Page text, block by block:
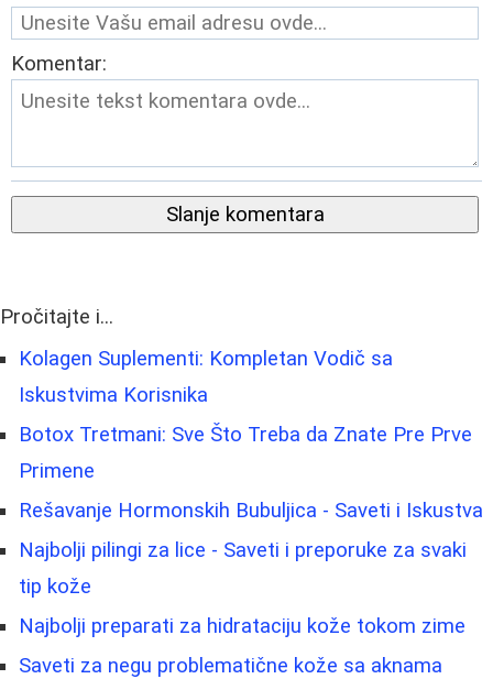
Komentar:
Slanje komentara
Pročitajte i...
Kolagen Suplementi: Kompletan Vodič sa
Iskustvima Korisnika
Botox Tretmani: Sve Što Treba da Znate Pre Prve
Primene
Rešavanje Hormonskih Bubuljica - Saveti i Iskustva
Najbolji pilingi za lice - Saveti i preporuke za svaki
tip kože
Najbolji preparati za hidrataciju kože tokom zime
Saveti za negu problematične kože sa aknama